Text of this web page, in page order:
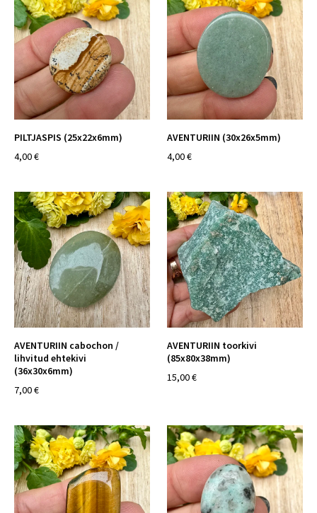
PILTJASPIS (25x22x6mm)
4,00 €
AVENTURIIN (30x26x5mm)
4,00 €
AVENTURIIN cabochon /
lihvitud ehtekivi
(36x30x6mm)
7,00 €
AVENTURIIN toorkivi
(85x80x38mm)
15,00 €